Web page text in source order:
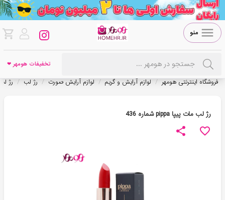
منو
تخفیفات هومهر ❤
فروشگاه اینترنتی هومهر / لوازم آرایش و گریم / لوازم آرایش صورت / رژ لب / رژ
رژ لب مات پیپا pippa شماره 436